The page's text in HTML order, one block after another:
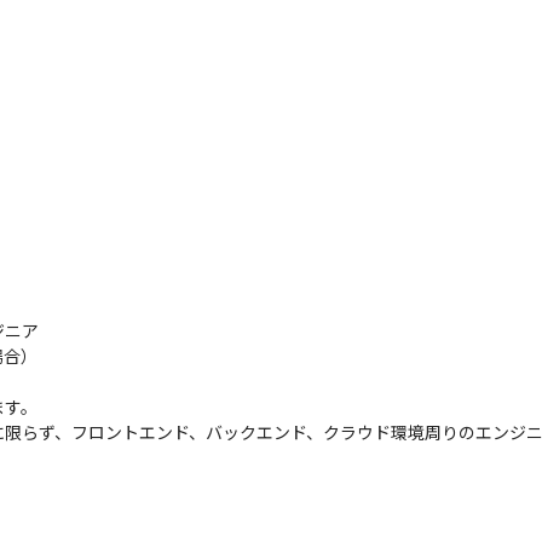
ア
）
。
らず、フロントエンド、バックエンド、クラウド環境周りのエンジニ